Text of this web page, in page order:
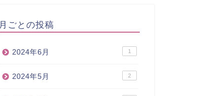
月ごとの投稿
2024年6月 1
2024年5月 2